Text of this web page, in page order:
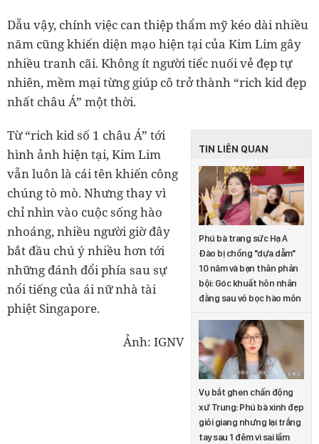
Dẫu vậy, chính việc can thiệp thẩm mỹ kéo dài nhiều
năm cũng khiến diện mạo hiện tại của Kim Lim gây
nhiều tranh cãi. Không ít người tiếc nuối vẻ đẹp tự
nhiên, mềm mại từng giúp cô trở thành “rich kid đẹp
nhất châu Á” một thời.
TIN LIÊN QUAN
Phú bà trang sức Hạ A
Đào bị chồng "dựa dẫm"
10 năm và bạn thân phản
bội: Góc khuất hôn nhân
đằng sau vỏ bọc hào môn
Vụ bắt ghen chấn động
xứ Trung: Phú bà xinh đẹp
giỏi giang nhưng lại trắng
tay sau 1 đêm vì sai lầm
Từ “rich kid số 1 châu Á” tới
hình ảnh hiện tại, Kim Lim
vẫn luôn là cái tên khiến công
chúng tò mò. Nhưng thay vì
chỉ nhìn vào cuộc sống hào
nhoáng, nhiều người giờ đây
bắt đầu chú ý nhiều hơn tới
những đánh đổi phía sau sự
nổi tiếng của ái nữ nhà tài
phiệt Singapore.
Ảnh: IGNV